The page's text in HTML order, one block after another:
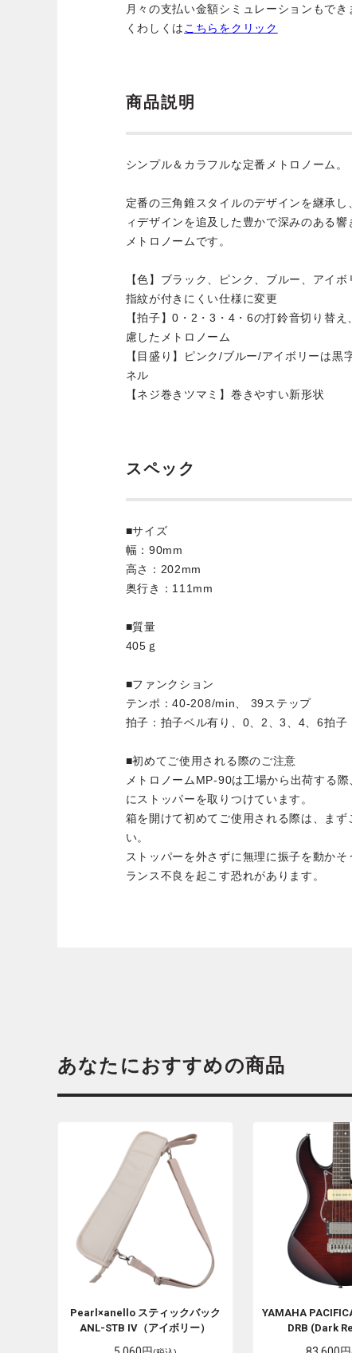
月々の支払い金額シミュレーションもでき
くわしくは こちらをクリック
商品説明
シンプル＆カラフルな定番メトロノーム。
定番の三角錐スタイルのデザインを継承
ィデザインを追及した豊かで深みのある
メトロノームです。
【色】ブラック、ピンク、ブルー、アイ
指紋が付きにくい仕様に変更
【拍子】0・2・3・4・6の打鈴音切り替
慮したメトロノーム
【目盛り】ピンク/ブルー/アイボリーは黒
ネル
【ネジ巻きツマミ】巻きやすい新形状
スペック
■サイズ
幅：90mm
高さ：202mm
奥行き：111mm
■質量
405ｇ
■ファンクション
テンポ：40-208/min、 39ステップ
拍子：拍子ベル有り、0、2、3、4、6拍子
■初めてご使用される際のご注意
メトロノームMP-90は工場から出荷する
にストッパーを取りつけています。
箱を開けて初めてご使用される際は、ま
い。
ストッパーを外さずに無理に振子を動か
ランス不良を起こす恐れがあります。
あなたにおすすめの商品
Pearl×anello スティックバック
ANL-STB IV（アイボリー）
YAMAHA
DRB (Dark